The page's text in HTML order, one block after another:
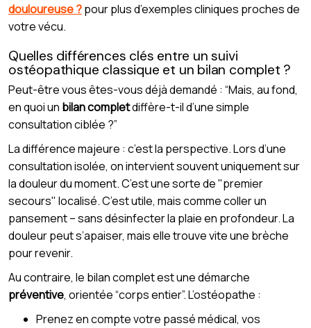
douloureuse ?pour plus d’exemples cliniques proches de
votre vécu.
Quelles différences clés entre un suivi
ostéopathique classique et un bilan complet ?
Peut-être vous êtes-vous déjà demandé : “Mais, au fond,
en quoi un bilan completdiffère-t-il d’une simple
consultation ciblée ?”
La différence majeure : c’est la perspective. Lors d’une
consultation isolée, on intervient souvent uniquement sur
la douleur du moment. C’est une sorte de "premier
secours" localisé. C’est utile, mais comme coller un
pansement – sans désinfecter la plaie en profondeur. La
douleur peut s’apaiser, mais elle trouve vite une brèche
pour revenir.
Au contraire, le bilan complet est une démarche
préventive, orientée “corps entier”. L’ostéopathe :
Prenez en compte votre passé médical, vos